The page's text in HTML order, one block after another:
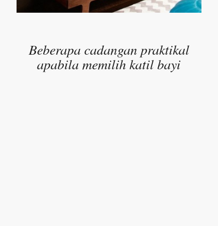
Beberapa cadangan praktikal
apabila memilih katil bayi